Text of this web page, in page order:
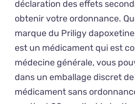
déclaration des effets
obtenir votre ordonnance.
marque du Priligy
est un médicament qui est
médecine générale, vous
dans un emballage discret
médicament sans